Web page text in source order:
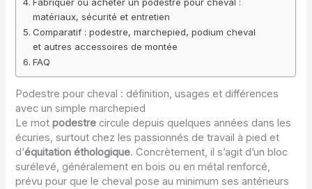
matériaux, sécurité et entretien
Comparatif : podestre, marchepied, podium cheval
et autres accessoires de montée
FAQ
Podestre pour cheval : définition, usages et différences
avec un simple marchepied
Le motpodestre circule depuis quelques années dans les
écuries, surtout chez les passionnés de travail à pied et
d’équitation éthologique. Concrètement, il s’agit d’un bloc
surélevé, généralement en bois ou en métal renforcé,
prévu pour que le cheval pose au minimum ses antérieurs